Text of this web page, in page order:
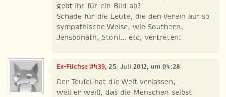
gebt ihr für ein Bild ab?
Schade für die Leute, die den Verein auf so
sympathische Weise, wie Southern,
Jensbonath, Stoni... etc, vertreten!
Ex-Füchse #439, 25. Juli 2012, um 04:28
Der Teufel hat die Welt verlassen,
weil er weiß, das die Menschen selbst